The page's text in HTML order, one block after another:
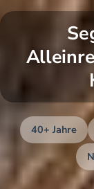
40+ Jahre